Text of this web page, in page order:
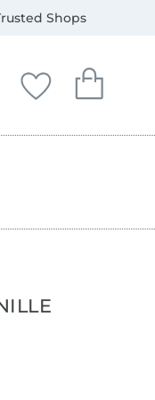
Shops
Konto
Deine
Du hast keine
Dein
Du hast